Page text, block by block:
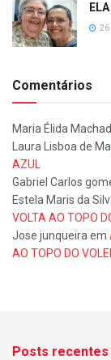
26
Comentários
Maria Élida
Laura Lisboa de
AZUL
Gabriel Carlos
Estela Maris da
VOLTA AO TOPO
Jose junqueira em
AO TOPO DO
Posts recentes